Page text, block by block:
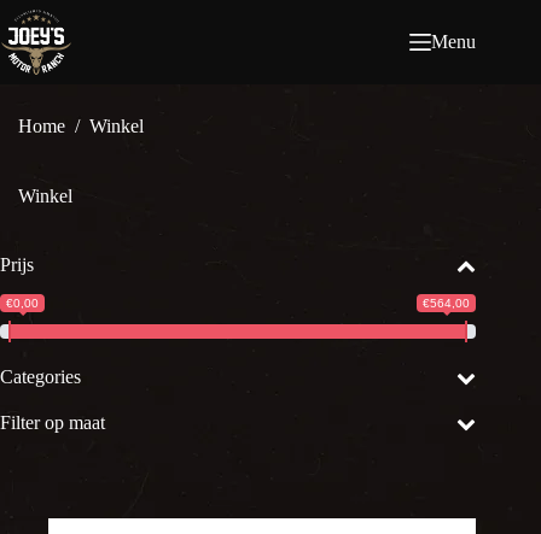
naar
de
inhoud
Menu
Home / Winkel
Winkel
Prijs
€0,00 €564,00
Categories
Filter op maat